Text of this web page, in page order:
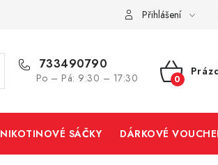
Přihlášení
733490790
Po – Pá: 9:30 – 17:30
NÁKUPNÍ
NIKOTINOVÉ SÁČKY DÁRKOVÉ